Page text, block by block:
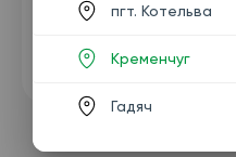
пгт. Котельва
Кременчуг
Гадяч